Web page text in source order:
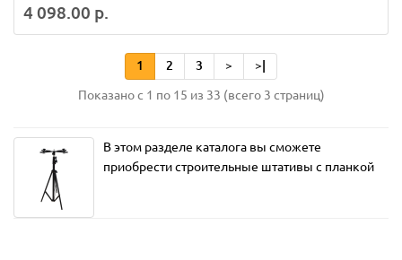
4 098.00 р.
1 2 3 > >|
Показано с 1 по 15 из 33 (всего 3 страниц)
В этом разделе каталога вы сможете
приобрести строительные штативы с планкой